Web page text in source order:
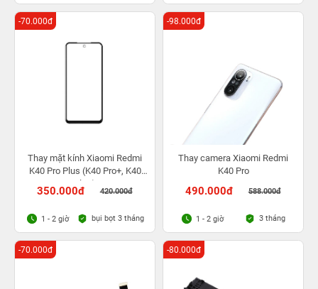
Thay mặt kính Xiaomi Redmi
K40 Pro Plus (K40 Pro+, K40
Ultra)
350.000đ 420.000đ
-70.000đ
1 - 2 giờ bụi bọt 3 tháng
Thay camera Xiaomi Redmi
K40 Pro
490.000đ 588.000đ
-98.000đ
1 - 2 giờ 3 tháng
-70.000đ -80.000đ